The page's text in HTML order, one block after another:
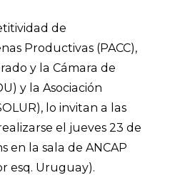
de
Productivas (PACC),
y la Cámara de
y la Asociación
lo invitan a las
el jueves 23 de
en la sala de ANCAP
esq. Uruguay).